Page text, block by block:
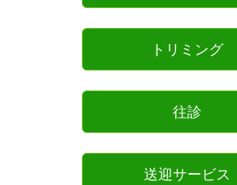
トリミング
往診
送迎サービス